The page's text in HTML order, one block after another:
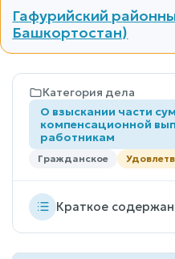
Гафурийский
Башкортостан)
Категория дела
О взыскании части
компенсационной
работникам
Гражданское
Краткое